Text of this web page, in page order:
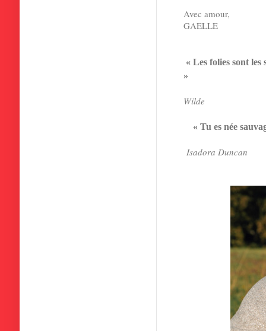
Avec amour,
GAELLE
« Les folies sont les
»
Wilde
« Tu es née
Isadora Duncan